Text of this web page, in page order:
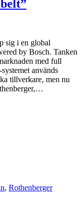
sig i en global
by Bosch. Tanken
med full
används
tillverkare, men nu
, Rothenberger